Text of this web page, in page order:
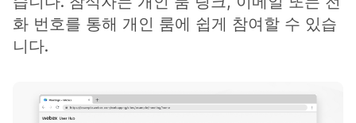
화 번호를 통해 개인 룸에 쉽게 참여할 수 있습
니다.